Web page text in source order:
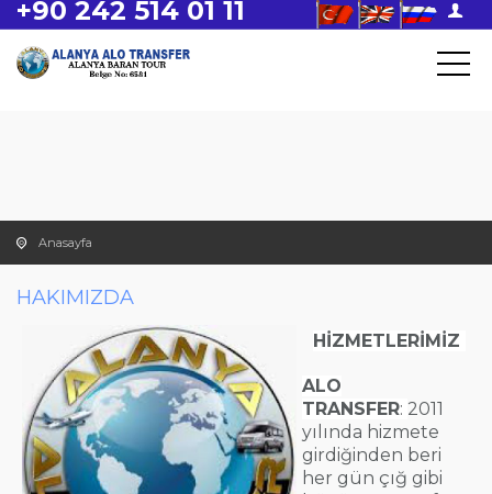
+90 242 514 01 11
Anasayfa
HAKIMIZDA
HİZMETLERİMİZ
ALO
TRANSFER: 2011
yılında hizmete
girdiğinden beri
her gün çığ gibi